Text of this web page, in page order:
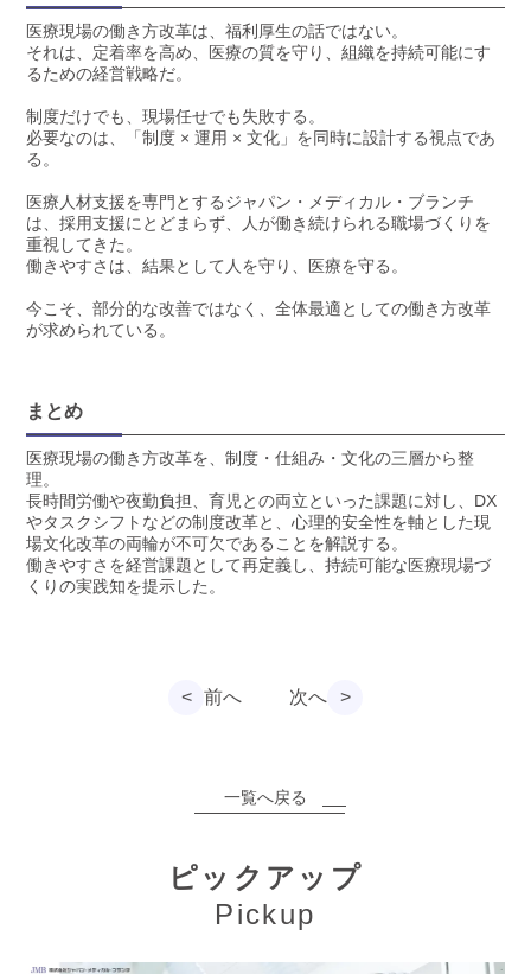
医療現場の働き方改革は、福利厚生の話ではない。
それは、定着率を高め、医療の質を守り、組織を持続可能にす
るための経営戦略だ。
制度だけでも、現場任せでも失敗する。
必要なのは、「制度 × 運用 × 文化」を同時に設計する視点であ
る。
医療人材支援を専門とするジャパン・メディカル・ブランチ
は、採用支援にとどまらず、人が働き続けられる職場づくりを
重視してきた。
働きやすさは、結果として人を守り、医療を守る。
今こそ、部分的な改善ではなく、全体最適としての働き方改革
が求められている。
まとめ
医療現場の働き方改革を、制度・仕組み・文化の三層から整
理。
長時間労働や夜勤負担、育児との両立といった課題に対し、DX
やタスクシフトなどの制度改革と、心理的安全性を軸とした現
場文化改革の両輪が不可欠であることを解説する。
働きやすさを経営課題として再定義し、持続可能な医療現場づ
くりの実践知を提示した。
< 前へ 次へ >
一覧へ戻る
ピックアップ
Pickup